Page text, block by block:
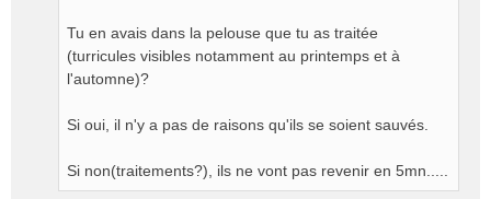
Tu en avais dans la pelouse que tu as traitée
(turricules visibles notamment au printemps et à
l'automne)?
Si oui, il n'y a pas de raisons qu'ils se soient sauvés.
Si non(traitements?), ils ne vont pas revenir en 5mn.....